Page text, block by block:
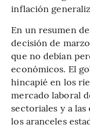
inflación
En un resumen
decisión de
que no debían
económicos. El
hincapié en los
mercado laboral
sectoriales y a
los aranceles